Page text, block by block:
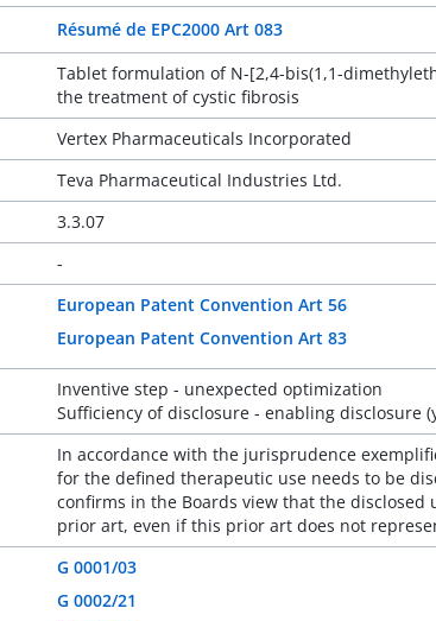
Résumé de EPC2000 Art 083
Tablet formulation of N-[2,4-bis(1,1-
the treatment of cystic fibrosis
Vertex Pharmaceuticals Incorporated
Teva Pharmaceutical Industries Ltd.
3.3.07
-
European Patent Convention Art 56
European Patent Convention Art 83
Inventive step - unexpected optimization
Sufficiency of disclosure - enabling disclosure
In accordance with the jurisprudence
for the defined therapeutic use needs to be
confirms in the Boards view that the
prior art, even if this prior art does not
G 0001/03
G 0002/21